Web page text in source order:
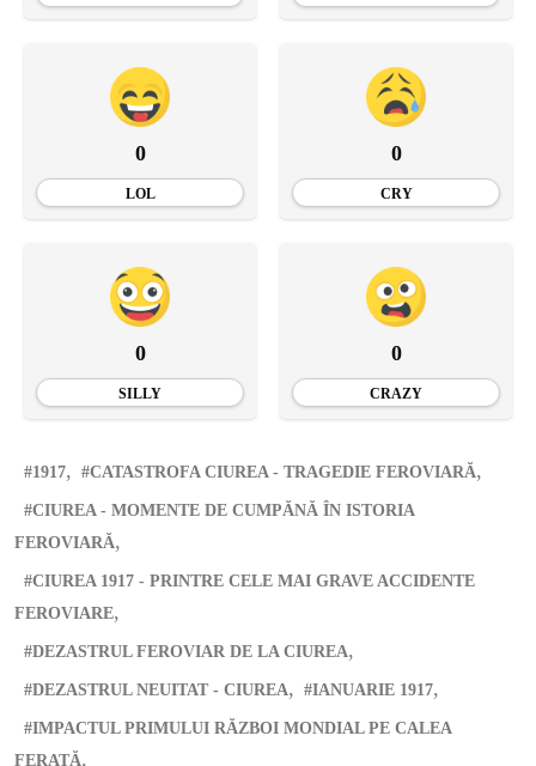
0
LOL
0
CRY
0
SILLY
0
CRAZY
1917 CATASTROFA CIUREA - TRAGEDIE FEROVIARĂ
CIUREA - MOMENTE DE CUMPĂNĂ ÎN ISTORIA
FEROVIARĂ
CIUREA 1917 - PRINTRE CELE MAI GRAVE ACCIDENTE
FEROVIARE
DEZASTRUL FEROVIAR DE LA CIUREA
DEZASTRUL NEUITAT - CIUREA IANUARIE 1917
IMPACTUL PRIMULUI RĂZBOI MONDIAL PE CALEA
FERATĂ